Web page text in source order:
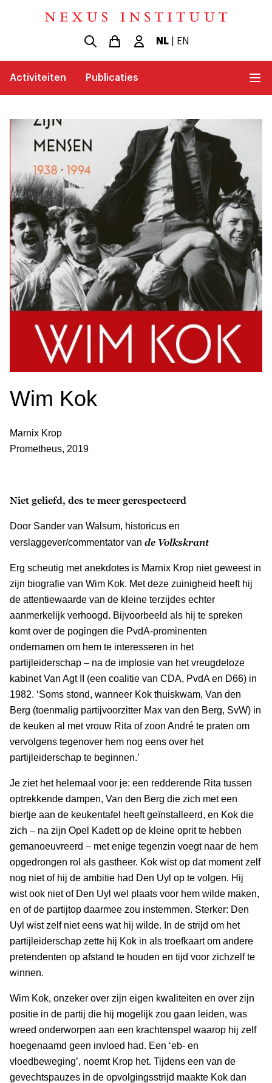
NL| EN
Activiteiten Publicaties
Wim Kok
Marnix Krop
Prometheus, 2019
Niet geliefd, des te meer gerespecteerd
Door Sander van Walsum, historicus en
verslaggever/commentator van de Volkskrant
Erg scheutig met anekdotes is Marnix Krop niet geweest in
zijn biografie van Wim Kok. Met deze zuinigheid heeft hij
de attentiewaarde van de kleine terzijdes echter
aanmerkelijk verhoogd. Bijvoorbeeld als hij te spreken
komt over de pogingen die PvdA-prominenten
ondernamen om hem te interesseren in het
partijleiderschap – na de implosie van het vreugdeloze
kabinet Van Agt II (een coalitie van CDA, PvdA en D66) in
1982. ‘Soms stond, wanneer Kok thuiskwam, Van den
Berg (toenmalig partijvoorzitter Max van den Berg, SvW) in
de keuken al met vrouw Rita of zoon André te praten om
vervolgens tegenover hem nog eens over het
partijleiderschap te beginnen.’
Je ziet het helemaal voor je: een redderende Rita tussen
optrekkende dampen, Van den Berg die zich met een
biertje aan de keukentafel heeft geïnstalleerd, en Kok die
zich – na zijn Opel Kadett op de kleine oprit te hebben
gemanoeuvreerd – met enige tegenzin voegt naar de hem
opgedrongen rol als gastheer. Kok wist op dat moment zelf
nog niet of hij de ambitie had Den Uyl op te volgen. Hij
wist ook niet of Den Uyl wel plaats voor hem wilde maken,
en of de partijtop daarmee zou instemmen. Sterker: Den
Uyl wist zelf niet eens wat hij wilde. In de strijd om het
partijleiderschap zette hij Kok in als troefkaart om andere
pretendenten op afstand te houden en tijd voor zichzelf te
winnen.
Wim Kok, onzeker over zijn eigen kwaliteiten en over zijn
positie in de partij die hij mogelijk zou gaan leiden, was
wreed onderworpen aan een krachtenspel waarop hij zelf
hoegenaamd geen invloed had. Een ‘eb- en
vloedbeweging’, noemt Krop het. Tijdens een van de
gevechtspauzes in de opvolgingsstrijd maakte Kok dan